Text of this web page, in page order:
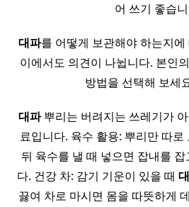
어 쓰기 좋습
대파를 어떻게 보관해야 하는지
이에서도 의견이 나뉩니다. 본인
방법을 선택해 보세
대파뿌리는 버려지는 쓰레기가
료입니다. 육수 활용: 뿌리만 따로
뒤 육수를 낼 때 넣으면 잡내를
다. 건강 차: 감기 기운이 있을 때
끓여 차로 마시면 몸을 따뜻하게